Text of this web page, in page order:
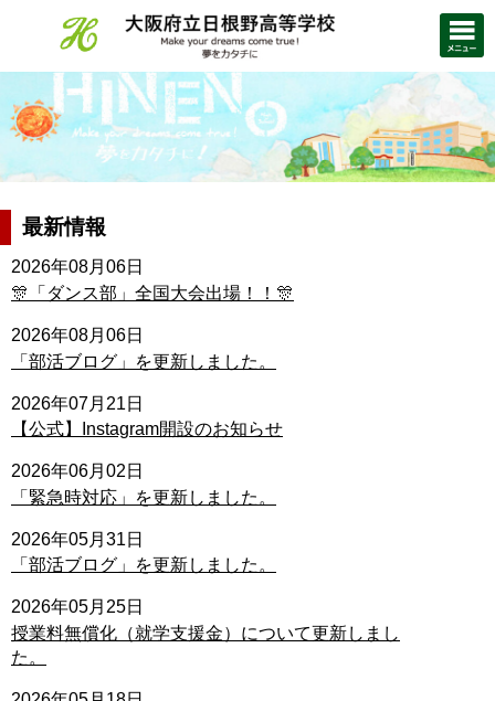
最新情報
2026年08月06日
🎊「ダンス部」全国大会出場！！🎊
2026年08月06日
「部活ブログ」を更新しました。
2026年07月21日
【公式】Instagram開設のお知らせ
2026年06月02日
「緊急時対応」を更新しました。
2026年05月31日
「部活ブログ」を更新しました。
2026年05月25日
授業料無償化（就学支援金）について更新しまし
た。